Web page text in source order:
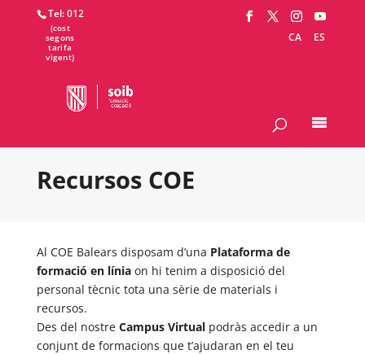
Tel: 012
CA
ES
Recursos COE
Al COE Balears disposam d’una Plataforma de
formació en líniaon hi tenim a disposició del
personal tècnic tota una sèrie de materials i
recursos.
Des del nostre Campus Virtual podràs accedir a un
conjunt de formacions que t’ajudaran en el teu